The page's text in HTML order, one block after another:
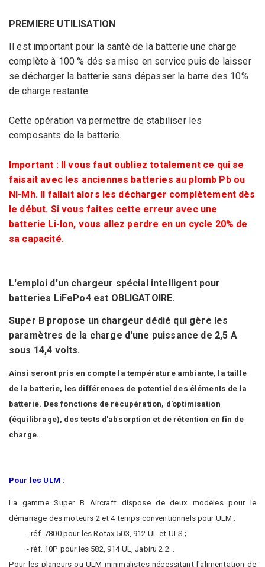
PREMIERE UTILISATION
Il est important pour la santé de la batterie une charge
complète à 100 % dés sa mise en service puis de laisser
se décharger la batterie sans dépasser la barre des 10%
de charge restante.
Cette opération va permettre de stabiliser les
composants de la batterie.
Important : Il vous faut oubliez totalement ce qui se
faisait avec les anciennes batteries au plomb Pb ou
NI-Mh. Il fallait alors les décharger complètement dès
le début. Si vous faites cette erreur avec une
batterie Li-Ion, vous allez perdre en un cycle 20% de
sa capacité.
L'emploi d'un chargeur spécial intelligent pour
batteries LiFePo4 est OBLIGATOIRE.
Super B propose un chargeur dédié qui gère les
paramètres de la charge d'une puissance de 2,5 A
sous 14,4 volts.
Ainsi seront pris en compte la température ambiante, la taille
de la batterie, les différences de potentiel des éléments de la
batterie. Des fonctions de récupération, d'optimisation
(équilibrage), des tests d'absorption et de rétention en fin de
charge.
Pour les ULM :
La gamme Super B Aircraft dispose de deux modèles pour le
démarrage des moteurs 2 et 4 temps conventionnels pour ULM :
- réf. 7800 pour les Rotax 503, 912 UL et ULS ;
- réf. 10P pour les 582, 914 UL, Jabiru 2.2...
Pour les planeurs ou ULM minimalistes nécessitant l'alimentation de